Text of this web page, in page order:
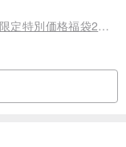
Omyway - 色のリクエスト可 - 数量限定特別価格福袋2点セット（イヤリング対応）